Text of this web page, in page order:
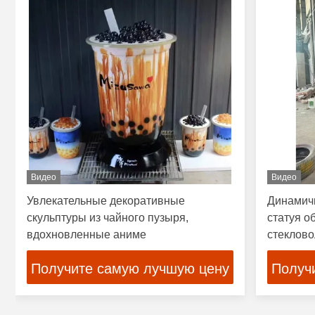
Видео
Увлекательные декоративные
скульптуры из чайного пузыря,
вдохновленные аниме
Получите самую лучшую цену
Видео
статуя
для